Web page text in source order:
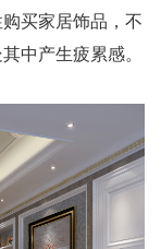
买家居饰品，不
中产生疲累感。